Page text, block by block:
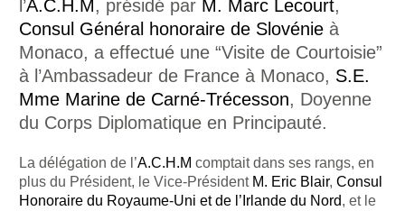
l’A.C.H.M, présidé par M. Marc Lecourt,
Consul Général honoraire de Slovénie à
Monaco, a effectué une “Visite de Courtoisie”
à l’Ambassadeur de France à Monaco, S.E.
Mme Marine de Carné-Trécesson, Doyenne
du Corps Diplomatique en Principauté.
La délégation de l’A.C.H.M comptait dans ses rangs, en
plus du Président, le Vice-Président M. Eric Blair,Consul
Honoraire du Royaume-Uni et de l’Irlande du Nord, et le